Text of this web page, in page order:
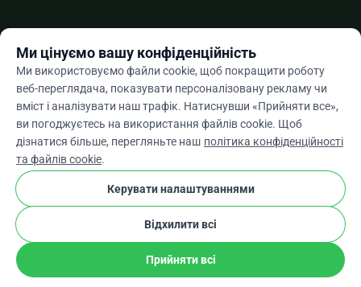
Ukarrow_drop_down
★★★★★4,9 / 5 на основі 500+ відгуків
WhyDonate
Конфіденційність і файли cookie
Умови та положення
stripe checkПеревірений Партнер
Ми цінуємо вашу конфіденційність
Ми використовуємо файли cookie, щоб покращити роботу
веб-переглядача, показувати персоналізовану рекламу чи
вміст і аналізувати наш трафік. Натиснувши «Прийняти все»,
ви погоджуєтесь на використання файлів cookie. Щоб
дізнатися більше, перегляньте наш політика конфіденційності
та файлів cookie.
Керувати налаштуваннями
Відхилити всі
Прийняти всі